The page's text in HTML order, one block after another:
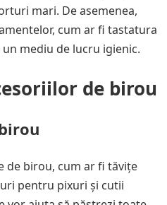
mari. De asemenea,
cum ar fi tastatura
mediu de lucru igienic.
de birou
de birou, cum ar fi tăvițe
pentru pixuri și cutii